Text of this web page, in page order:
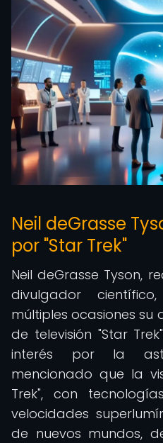
Neil deGrasse
por "Star Trek"
Neil deGrasse Tyson,
divulgador
múltiples ocasiones su
de televisión "Star
interés por la
mencionado que la
Trek", con
velocidades
de nuevos mundos,